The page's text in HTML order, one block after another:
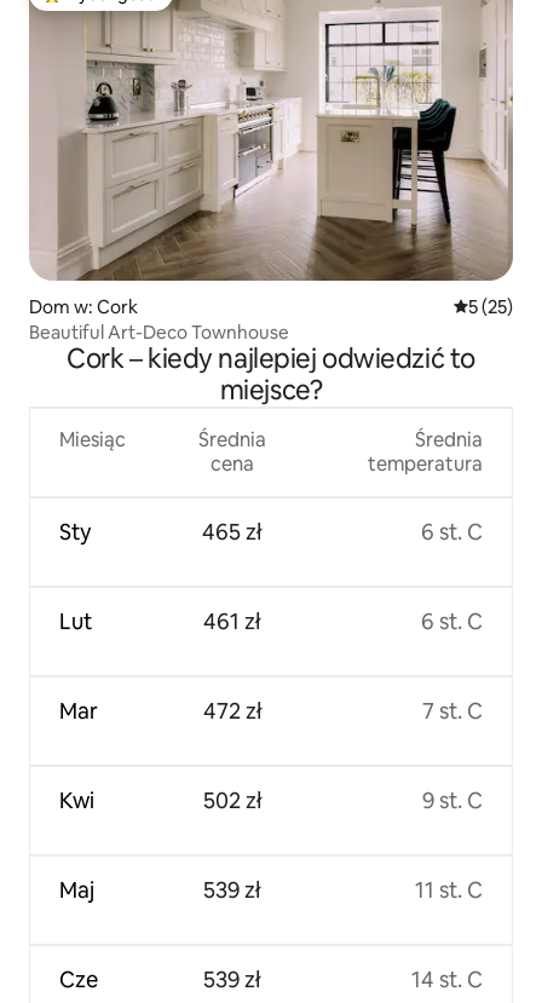
Dom w: Cork Średnia
5 (25)
Beautiful Art-Deco Townhouse
Cork – kiedy najlepiej odwiedzić to
miejsce?
Miesiąc
Sty
Lut
Mar
Kwi
Maj
Cze
Średnia
cena
465 zł
461 zł
472 zł
502 zł
539 zł
539 zł
Średnia
temperatura
6 st. C
6 st. C
7 st. C
9 st. C
11 st. C
14 st. C